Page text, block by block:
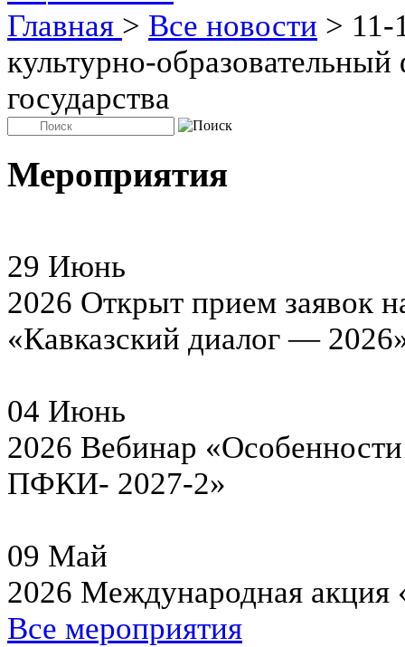
Главная > Все новости > 11-
культурно-
государства
Мероприятия
29 Июнь
2026 Открыт прием заявок
«Кавказский диалог —
04 Июнь
2026 Вебинар
ПФКИ- 2027-2»
09 Май
2026 Международная
Все мероприятия